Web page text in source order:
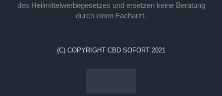
des Heilmittelwerbegesetzes und ersetzen keine Beratung
durch einen Facharzt.
(C) COPYRIGHT CBD SOFORT 2021